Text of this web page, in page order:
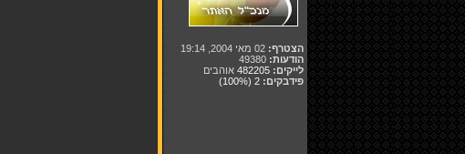
הצטרף:
הודעות:
לייקים: 482205 אוהבים
פידבקים: 2
(100%)